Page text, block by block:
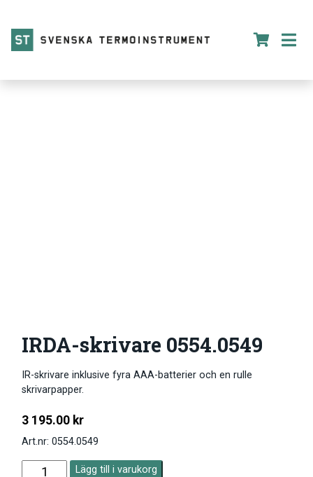
IRDA-skrivare 0554.0549
IR-skrivare inklusive fyra AAA-batterier och en rulle
skrivarpapper.
3 195.00 kr
Art.nr: 0554.0549
Lägg till i varukorg